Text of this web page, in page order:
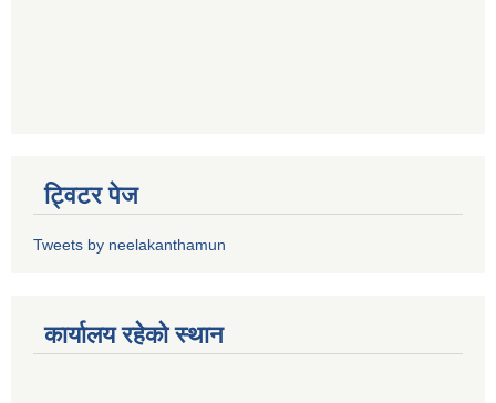
ट्विटर पेज
Tweets by neelakanthamun
कार्यालय रहेको स्थान